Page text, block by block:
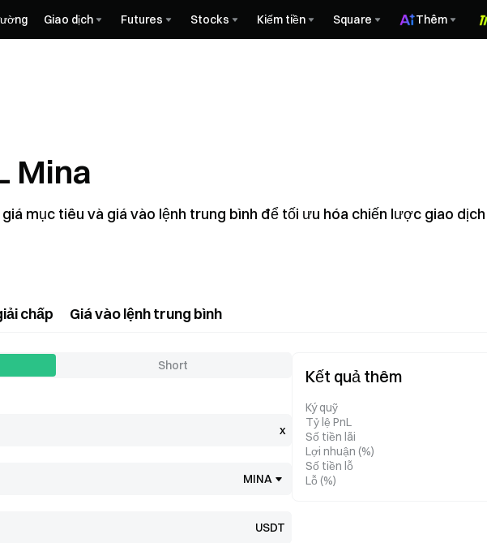
Giao dịch Futures Stocks Kiếm tiền Square Thêm
Mina
mục tiêu và giá vào lệnh trung bình để tối ưu hóa chiến lược giao
chấp Giá vào lệnh trung bình
Short
x
MINA
USDT
Kết quả thêm
Ký quỹ
Tỷ lệ PnL
Số tiền lãi
Lợi nhuận (%)
Số tiền lỗ
Lỗ (%)